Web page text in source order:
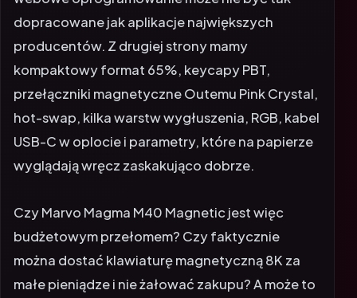
dopracowane jak aplikacje największych
producentów. Z drugiej strony mamy
kompaktowy format 65%, keycapy PBT,
przełączniki magnetyczne Outemu Pink Crystal,
hot-swap, kilka warstw wygłuszenia, RGB, kabel
USB-C w oplocie i parametry, które na papierze
wyglądają wręcz zaskakująco dobrze.
Czy Marvo Magma M40 Magnetic jest więc
budżetowym przełomem? Czy faktycznie
można dostać klawiaturę magnetyczną 8K za
małe pieniądze i nie żałować zakupu? A może to